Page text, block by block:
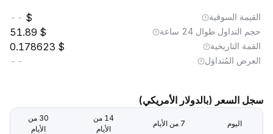
القيمة السوقية --
حجم التداول طوال 24 ساعة 51.89
القمة التاريخية 0.178623
العرض المُتداوَل --
سجل السعر (بالدولار الأمريكي)
اليوم 7 من الأيام
14 من
الأيام
30 من
الأيام